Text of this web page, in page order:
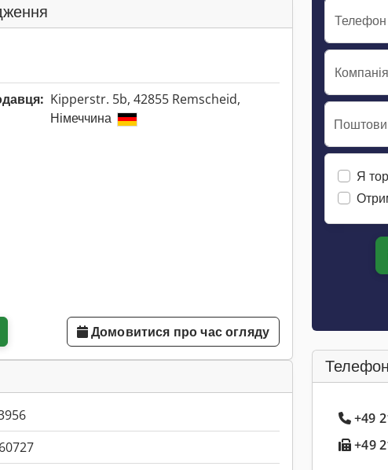
Kipperstr. 5b, 42855 Remscheid,
Німеччина
Домовитися про час огляду
60727
Телефон
Компанія
Я
+49
+49